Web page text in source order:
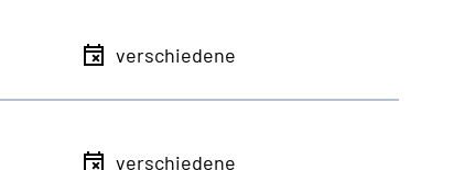
verschiedene
verschiedene